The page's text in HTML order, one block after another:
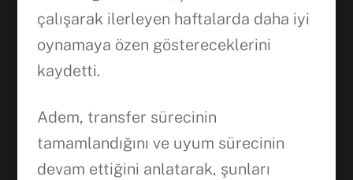
çalışarak ilerleyen haftalarda daha iyi
oynamaya özen göstereceklerini
kaydetti.
Adem, transfer sürecinin
tamamlandığını ve uyum sürecinin
devam ettiğini anlatarak, şunları